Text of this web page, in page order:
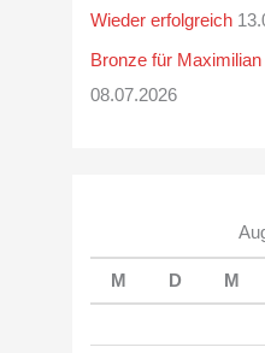
Wieder erfolgreich
Bronze für
08.07.2026
M D M